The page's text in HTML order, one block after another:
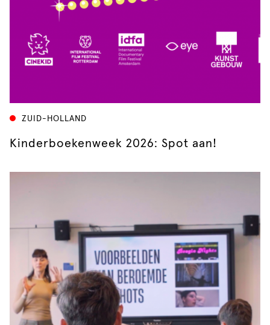
ZUID-HOLLAND
Kinderboekenweek 2026: Spot aan!